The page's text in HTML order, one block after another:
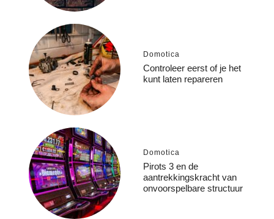
Domotica
Controleer eerst of je het
kunt laten repareren
Domotica
Pirots 3 en de
aantrekkingskracht van
onvoorspelbare structuur